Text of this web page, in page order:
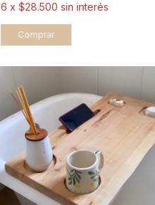
6 x $28.500 sin interés